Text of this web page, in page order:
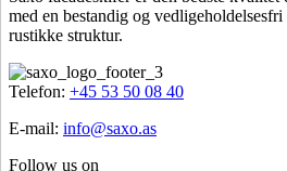
med en bestandig og
rustikke struktur.
Footer
Telefon: +45 53 50 08 40
E-mail: info@saxo.as
Follow us on